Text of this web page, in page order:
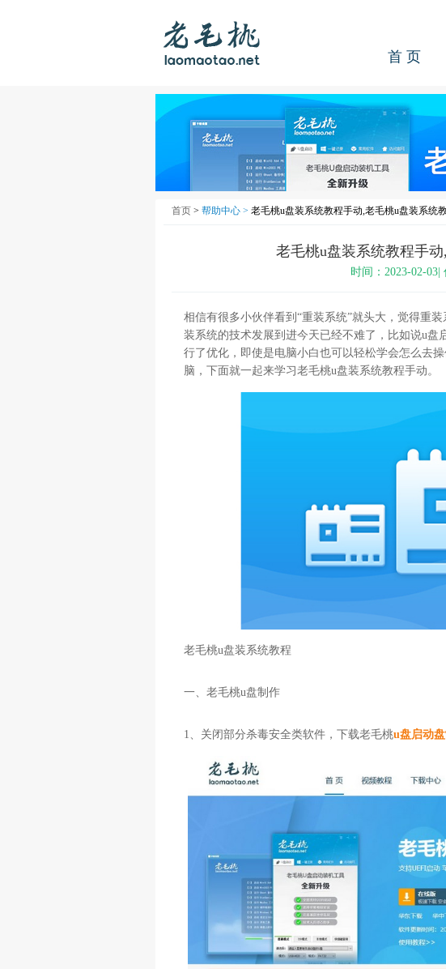
首 页
首页 > 帮助中心 > 老毛桃u盘装系统教程手动,老毛桃u盘装系统
老毛桃u盘装系统教程手
时间：2023-02-03|
相信有很多小伙伴看到“重装系统”就头大，觉得重
装系统的技术发展到进今天已经不难了，比如说u
行了优化，即使是电脑小白也可以轻松学会怎么去
脑，下面就一起来学习老毛桃u盘装系统教程手动。
老毛桃u盘装系统教程
一、老毛桃u盘制作
1、关闭部分杀毒安全类软件，下载老毛桃u盘启动